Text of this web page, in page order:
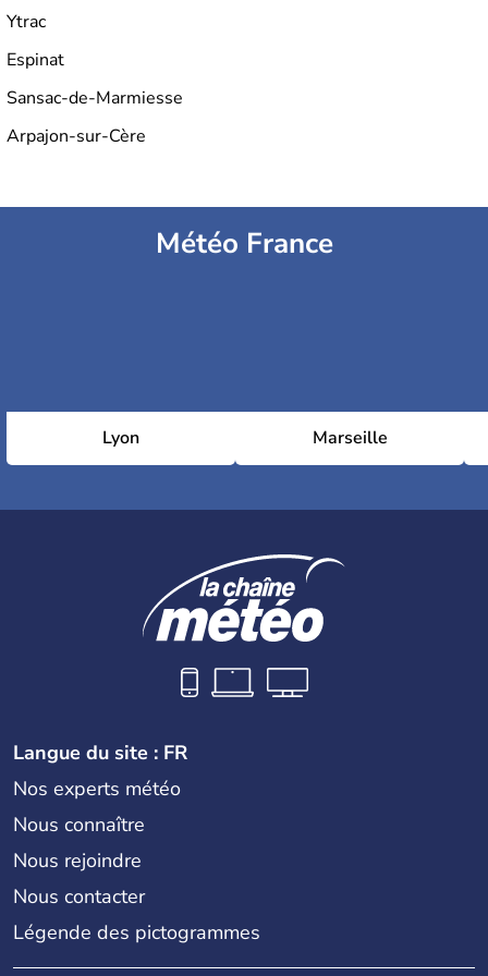
Ytrac
Espinat
Sansac-de-Marmiesse
Arpajon-sur-Cère
Météo France
Lyon Marseille
Langue du site : FR
Nos experts météo
Nous connaître
Nous rejoindre
Nous contacter
Légende des pictogrammes